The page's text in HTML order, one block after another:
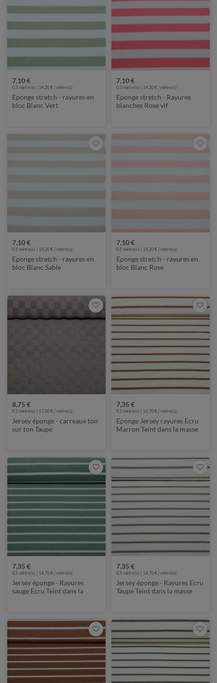
7,10 €
0,5 mètre(s) | 14,20 € / mètre(s)
Eponge stretch - rayures en
bloc Blanc Vert
7,10 €
0,5 mètre(s) | 14,20 € / mètre(s)
Eponge stretch - Rayures
blanches Rose vif
7,10 €
0,5 mètre(s) | 14,20 € / mètre(s)
Eponge stretch - rayures en
bloc Blanc Sable
7,10 €
0,5 mètre(s) | 14,20 € / mètre(s)
Eponge stretch - rayures en
bloc Blanc Rose
8,75 €
0,5 mètre(s) | 17,50 € / mètre(s)
Jersey éponge - carreaux ton
sur ton Taupe
7,35 €
0,5 mètre(s) | 14,70 € / mètre(s)
Eponge Jersey rayures Ecru
Marron Teint dans la masse
7,35 €
0,5 mètre(s) | 14,70 € / mètre(s)
Jersey éponge - Rayures
sauge Ecru Teint dans la
7,35 €
0,5 mètre(s) | 14,70 € / mètre(s)
Jersey éponge - Rayures Ecru
Taupe Teint dans la masse